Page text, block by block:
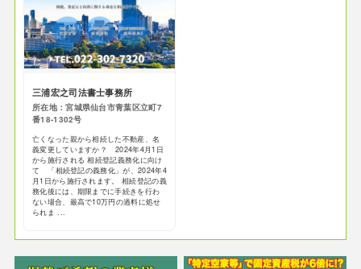
三浦宏之司法書士事務所
所在地：宮城県仙台市青葉区立町7
番18-1302号
亡くなった親から相続した不動産、名
義変更していますか？ 2024年4月1日
から施行される 相続登記義務化に向け
て 「相続登記の義務化」が、2024年4
月1日から施行されます。 相続登記の義
務化後には、期限までに手続きを行わ
ない場合、最高で10万円の過料に処せ
られま ...